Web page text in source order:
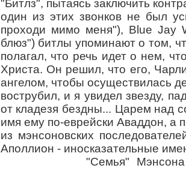
"Битлз", пытаясь заключить
один из этих звонков не был
проходи мимо меня"), Blue Jay
блюз") битлы упоминают о том,
полагал, что речь идет о нем,
Христа. Он решил, что его,
ангелом, чтобы осуществилась
вострубил, и я увидел звезду,
от кладезя бездны... Царем над
имя ему по-еврейски Аваддон, а
из мэнсоновских
Аполлион - иносказательные
"Семья" Мэнсона